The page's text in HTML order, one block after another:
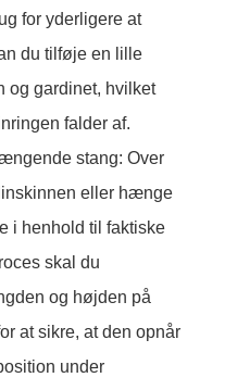
for yderligere at
du tilføje en lille
og gardinet, hvilket
falder af.
stang: Over
eller hænge
i henhold til faktiske
skal du
og højden på
at sikre, at den opnår
under